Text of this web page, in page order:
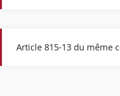
Article 815-13 du même